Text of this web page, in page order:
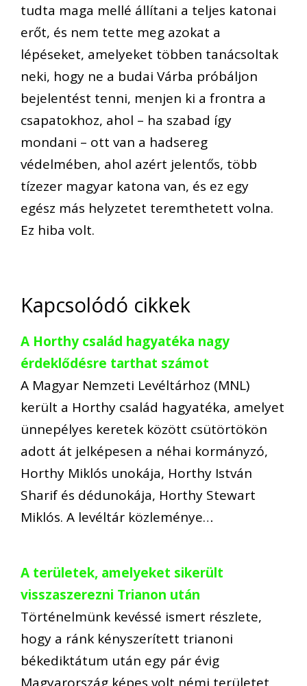
tudta maga mellé állítani a teljes katonai
erőt, és nem tette meg azokat a
lépéseket, amelyeket többen tanácsoltak
neki, hogy ne a budai Várba próbáljon
bejelentést tenni, menjen ki a frontra a
csapatokhoz, ahol – ha szabad így
mondani – ott van a hadsereg
védelmében, ahol azért jelentős, több
tízezer magyar katona van, és ez egy
egész más helyzetet teremthetett volna.
Ez hiba volt.
Kapcsolódó cikkek
A Horthy család hagyatéka nagy
érdeklődésre tarthat számot
A Magyar Nemzeti Levéltárhoz (MNL)
került a Horthy család hagyatéka, amelyet
ünnepélyes keretek között csütörtökön
adott át jelképesen a néhai kormányzó,
Horthy Miklós unokája, Horthy István
Sharif és dédunokája, Horthy Stewart
Miklós. A levéltár közleménye…
A területek, amelyeket sikerült
visszaszerezni Trianon után
Történelmünk kevéssé ismert részlete,
hogy a ránk kényszerített trianoni
békediktátum után egy pár évig